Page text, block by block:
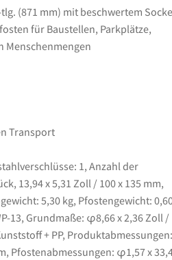
(871 mm) mit beschwertem
für Baustellen, Parkplätze,
Menschenmengen
Transport
1, Anzahl der
13,94 x 5,31 Zoll / 100 x 135 mm,
5,30 kg, Pfostengewicht:
13, Grundmaße: φ8,66 x 2,36 Zoll /
+ PP, Produktabmessungen:
Pfostenabmessungen: φ1,57 x